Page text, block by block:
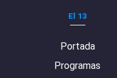
El 13
Portada
Programas